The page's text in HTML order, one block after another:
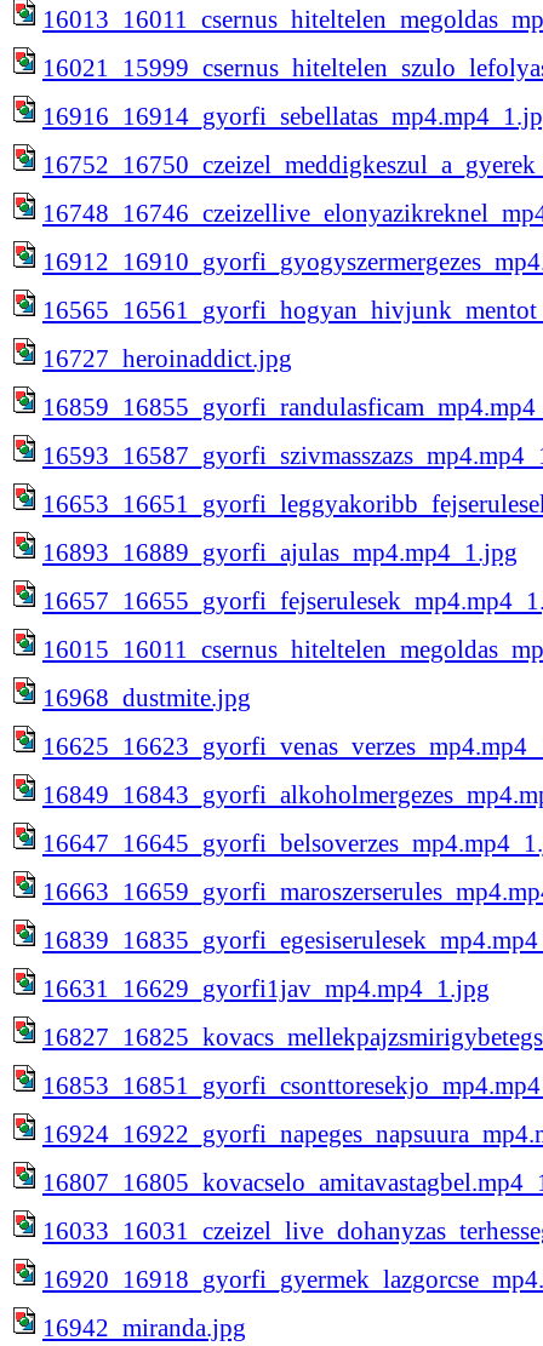
16727_heroinaddict.jpg
16893_16889_gyorfi_ajulas_mp4.mp4_1.jpg
16968_dustmite.jpg
16631_16629_gyorfi1jav_mp4.mp4_1.jpg
16942_miranda.jpg